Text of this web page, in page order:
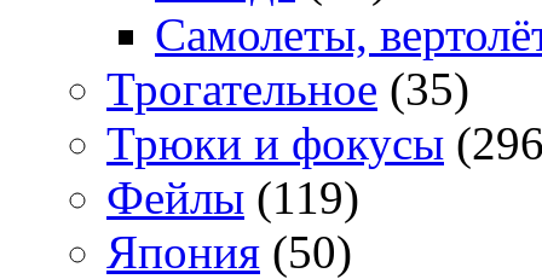
Самолеты,
Трогательное (35)
Трюки и фокусы
Фейлы (119)
Япония (50)